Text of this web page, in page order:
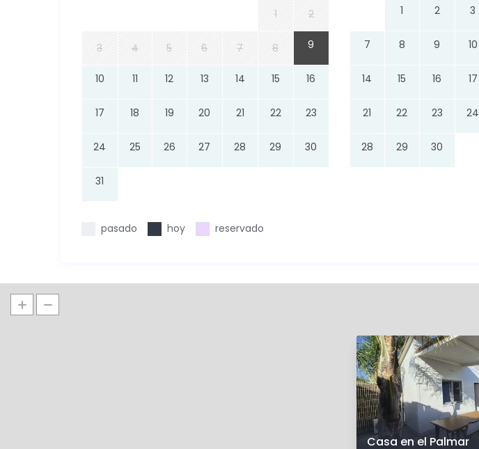
1 2
3 4 5 6 7 8 9
10 11 12 13 14 15 16
17 18 19 20 21 22 23
24 25 26 27 28 29 30
31
1 2 3
7 8 9 10
14 15 16 17
21 22 23 24
28 29 30
pasado hoy reservado
Casa en el Palmar